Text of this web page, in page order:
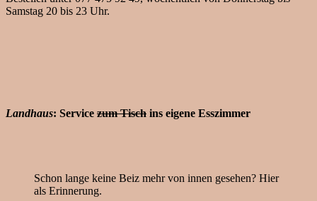
Samstag 20 bis 23 Uhr.
Landhaus: Service zum Tisch ins eigene Esszimmer
Schon lange keine Beiz mehr von innen gesehen? Hier
als Erinnerung.